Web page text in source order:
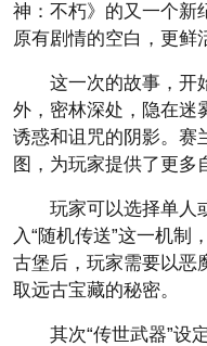
神：不朽》的又一个新
原有剧情的空白，更鲜
这一次的故事，开
外，密林深处，隐在迷
诱惑和诅咒的阴影。赛
图，为玩家提供了更多
玩家可以选择单人
入“随机传送”这一机制
古堡后，玩家需要以恶
取远古宝藏的秘密。
其次“传世武器”设